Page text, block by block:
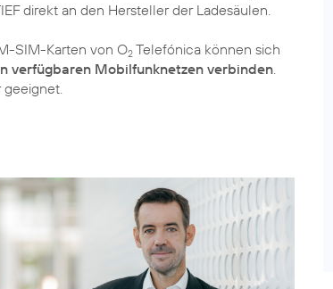
direkt an den Hersteller der Ladesäulen.
SIM-Karten von O2Telefónica können sich
verfügbaren Mobilfunknetzen verbinden.
geeignet.